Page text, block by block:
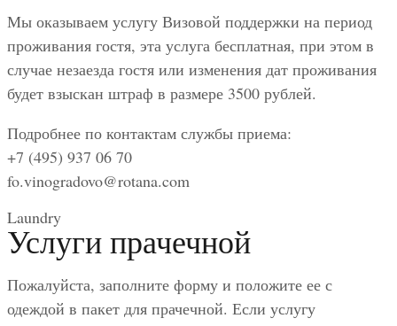
Мы оказываем услугу Визовой поддержки на период
проживания гостя, эта услуга бесплатная, при этом в
случае незаезда гостя или изменения дат проживания
будет взыскан штраф в размере 3500 рублей.
Подробнее по контактам службы приема:
+7 (495) 937 06 70
fo.vinogradovo@rotana.com
Laundry
Услуги прачечной
Пожалуйста, заполните форму и положите ее с
одеждой в пакет для прачечной. Если услугу